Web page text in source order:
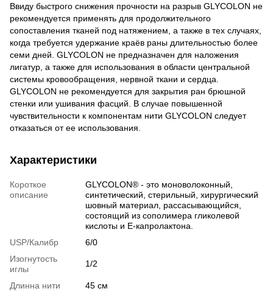
Ввиду быстрого снижения прочности на разрыв GLYCOLON не
рекомендуется применять для продолжительного
сопоставления тканей под натяжением, а также в тех случаях,
когда требуется удержание краёв раны длительностью более
семи дней. GLYCOLON не предназначен для наложения
лигатур, а также для использования в области центральной
системы кровообращения, нервной ткани и сердца.
GLYCOLON не рекомендуется для закрытия ран брюшной
стенки или ушивания фасций. В случае повышенной
чувствительности к компонентам нити GLYCOLON следует
отказаться от ее использования.
Характеристики
Короткое
описание
GLYCOLON® - это моноволоконный,
синтетический, стерильный, хирургический
шовный материал, рассасывающийся,
состоящий из сополимера гликолевой
кислоты и E-капролактона.
USP/Калибр
6/0
Изогнутость
иглы
1/2
Длинна нити
45 см